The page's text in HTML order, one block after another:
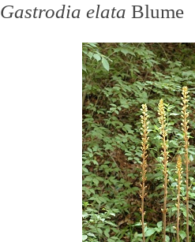
Gastrodia elata Blume